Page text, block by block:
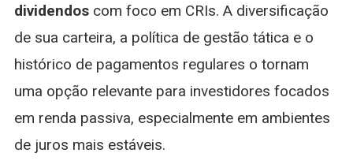
dividendoscom foco em CRIs. A diversificação
de sua carteira, a política de gestão tática e o
histórico de pagamentos regulares o tornam
uma opção relevante para investidores focados
em renda passiva, especialmente em ambientes
de juros mais estáveis.